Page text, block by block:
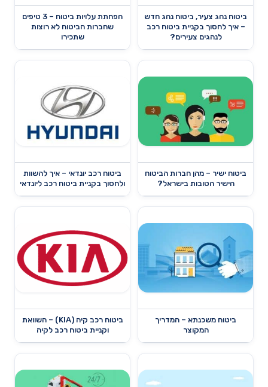
ביטוח נהג צעיר, ביטוח נהג חדש
– איך לחסוך בקניית ביטוח רכב
לנהגים צעירים?
הפחתת עלויות ביטוח – 3 טיפים
שחברות הביטוח לא רוצות
שתכירו
ביטוח ישיר – מהן חברות הביטוח
הישיר הטובות בישראל?
ביטוח רכב יונדאי – איך להשוות
ולחסוך בקניית ביטוח רכב ליונדאי
ביטוח משכנתא – המדריך
המקוצר
ביטוח רכב קיה (KIA) – השוואת
וקניית ביטוח רכב לקיה